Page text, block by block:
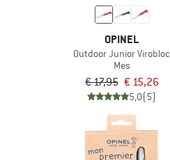
OPINEL
Outdoor Junior Virobloc
Mes
€ 17,95 € 15,26
5,0(5)